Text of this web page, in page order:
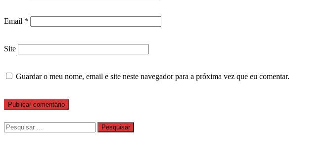
Email *
Site
Guardar o meu nome, email e site neste navegador para a próxima vez que eu comentar.
Pesquisar
por: